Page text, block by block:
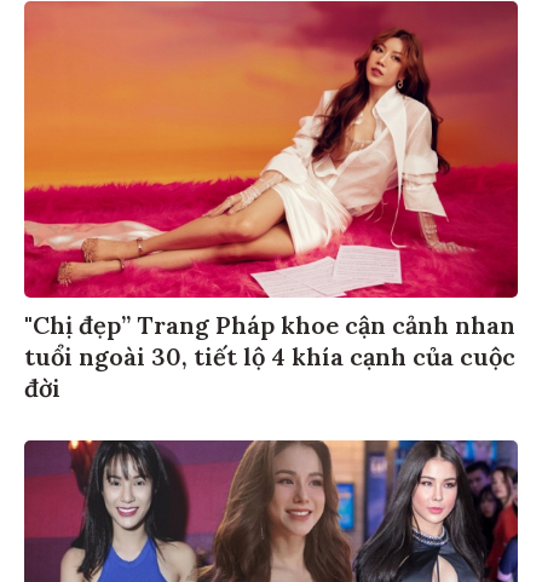
"Chị đẹp” Trang Pháp khoe cận cảnh nhan
tuổi ngoài 30, tiết lộ 4 khía cạnh của cuộc
đời